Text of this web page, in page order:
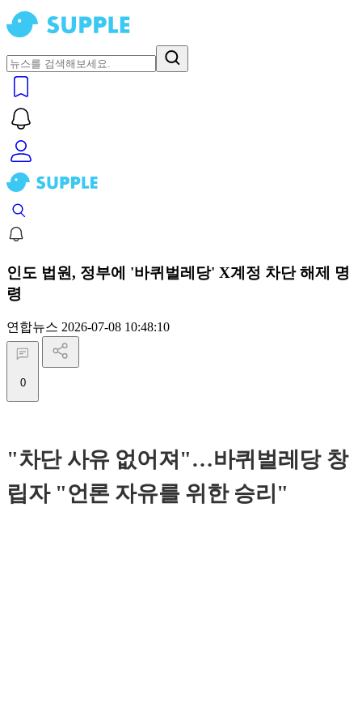
인도 법원, 정부에 '바퀴벌레당' X계정 차단 해제 명
령
연합뉴스 2026-07-08 10:48:10
0
"차단 사유 없어져"…바퀴벌레당 창
립자 "언론 자유를 위한 승리"